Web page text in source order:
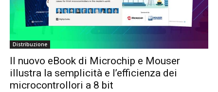
Distribuzione
Il nuovo eBook di Microchip e Mouser
illustra la semplicità e l’efficienza dei
microcontrollori a 8 bit